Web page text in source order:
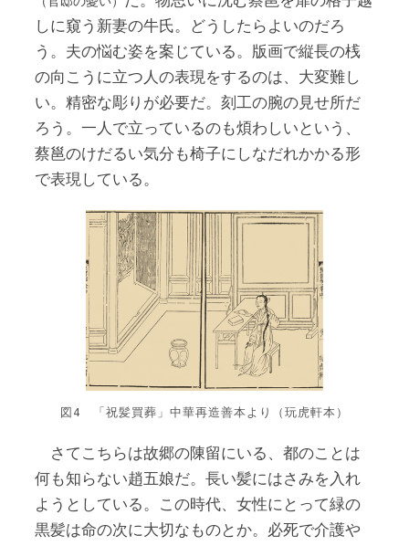
しに窺う新妻の牛氏。どうしたらよいのだろ
う。夫の悩む姿を案じている。版画で縦長の桟
の向こうに立つ人の表現をするのは、大変難し
い。精密な彫りが必要だ。刻工の腕の見せ所だ
ろう。一人で立っているのも煩わしいという、
蔡邕のけだるい気分も椅子にしなだれかかる形
で表現している。
図4 「祝髪買葬」中華再造善本より（玩虎軒本）
さてこちらは故郷の陳留にいる、都のことは
何も知らない趙五娘だ。長い髪にはさみを入れ
ようとしている。この時代、女性にとって緑の
黒髪は命の次に大切なものとか。必死で介護や